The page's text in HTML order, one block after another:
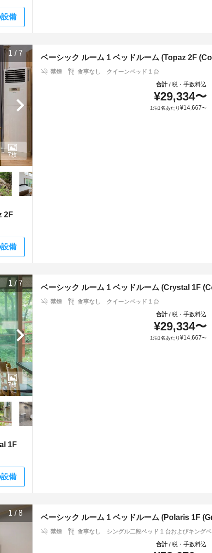
備
1 /7
2F
備
7枚
ベーシック ルーム 1 ベッドルーム (Topaz 2F
禁煙 食事なし
クイーンベッド 1 台
合計/税・手数料込
¥29,334〜
1泊1名あたり¥14,667〜
1 /7
1F
備
7枚
ベーシック ルーム 1 ベッドルーム (Crystal 1F
禁煙 食事なし
クイーンベッド 1 台
合計/税・手数料込
¥29,334〜
1泊1名あたり¥14,667〜
1 /8
ベーシック ルーム 1 ベッドルーム (Polaris 1F
禁煙 食事なし
シングル二段ベッド 1 台およびキング
合計/税・手数料込